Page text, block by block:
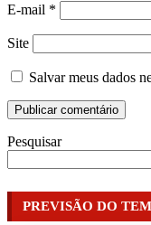
E-mail *
Site
Salvar meus dados
Pesquisar
PREVISÃO DO